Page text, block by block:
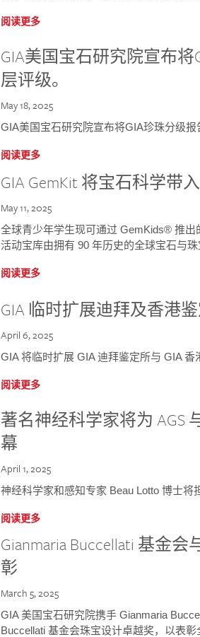
阅读更多
GIA美国宝石研究院宣布
层评级。
May 18, 2025
GIA美国宝石研究院宣布将GIA珍珠分级
阅读更多
GIA GemKit 将宝石科学带
May 11, 2025
全球青少年学生现可通过 GemKids® 推
活动宝库由拥有 90 年历史的全球宝石与
阅读更多
GIA 临时扩展迪拜及香港
April 6, 2025
GIA 将临时扩展 GIA 迪拜鉴定所与 GIA 香
阅读更多
著名神经科学家将为 AGS
幕
April 1, 2025
神经科学家和感知专家 Beau Lotto 博士
阅读更多
Gianmaria Buccellati 基金
彰
March 5, 2025
GIA 美国宝石研究院携手 Gianmaria
Buccellati 基金会珠宝设计卓越奖，以表彰